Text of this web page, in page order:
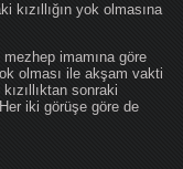
kızıllığın yok olmasına
imamına göre
olması ile akşam vakti
sonraki
iki görüşe göre de